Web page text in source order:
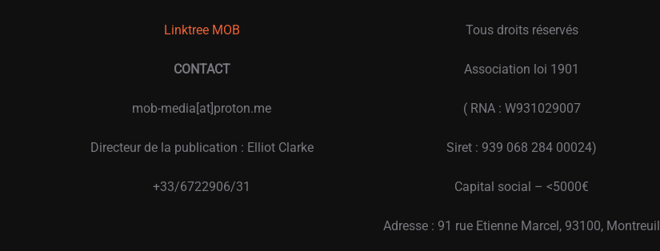
Linktree MOB
CONTACT
mob-media[at]proton.me
Directeur de la publication : Elliot Clarke
+33/6722906/31
Tous droits réservés
Association loi 1901
( RNA : W931029007
Siret : 939 068 284 00024)
Capital social – <5000€
Adresse : 91 rue Etienne Marcel, 93100, Montreuil